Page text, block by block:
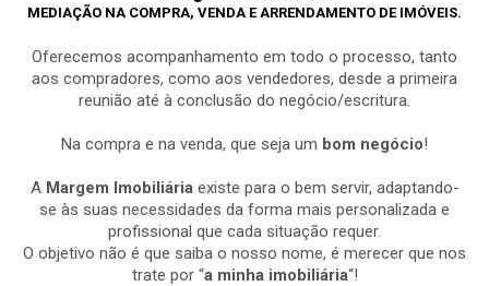
MEDIAÇÃO NA COMPRA, VENDA E ARRENDAMENTO DE IMÓVEIS.
Oferecemos acompanhamento em todo o processo, tanto
aos compradores, como aos vendedores, desde a primeira
reunião até à conclusão do negócio/escritura.
Na compra e na venda, que seja um bom negócio!
A Margem Imobiliáriaexiste para o bem servir, adaptando-
se às suas necessidades da forma mais personalizada e
profissional que cada situação requer.
O objetivo não é que saiba o nosso nome, é merecer que nos
trate por “a minha imobiliária“!